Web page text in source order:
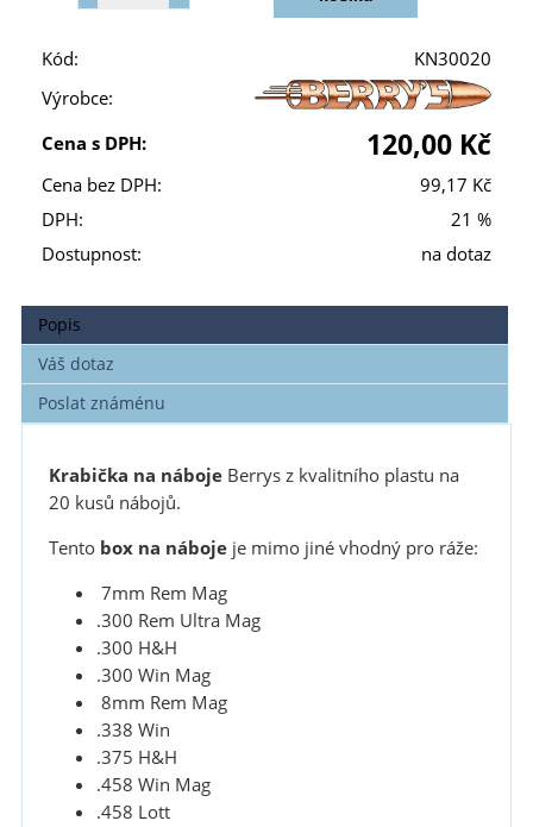
Kód:
KN30020
Výrobce:
Cena s DPH:
120,00 Kč
Cena bez DPH:
99,17 Kč
DPH:
21 %
Dostupnost:
na dotaz
Popis
Váš dotaz
Poslat známénu
Krabička na nábojeBerrys z kvalitního plastu na
20 kusů nábojů.
Tento box na nábojeje mimo jiné vhodný pro ráže:
7mm Rem Mag
.300 Rem Ultra Mag
.300 H&H
.300 Win Mag
8mm Rem Mag
.338 Win
.375 H&H
.458 Win Mag
.458 Lott